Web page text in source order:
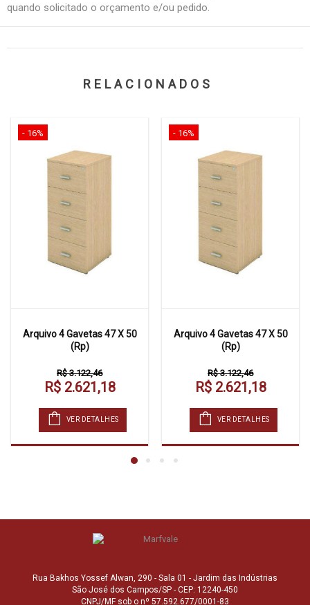
quando solicitado o orçamento e/ou pedido.
RELACIONADOS
- 16%
Arquivo 4 Gavetas 47 X 50
(Rp)
R$ 3.122,46
R$ 2.621,18
VER DETALHES
- 16%
Arquivo 4 Gavetas 47 X 50
(Rp)
R$ 3.122,46
R$ 2.621,18
VER DETALHES
Rua Bakhos Yossef Alwan, 290 - Sala 01 - Jardim das Indústrias
São José dos Campos/SP - CEP: 12240-450
CNPJ/MF sob o nº 57.592.677/0001-83